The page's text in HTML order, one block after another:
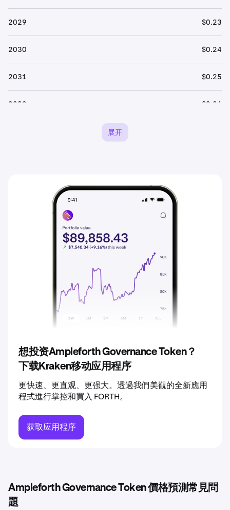
2029 $0.23
2030 $0.24
2031 $0.25
2032 $0.26
展开
想投资Ampleforth Governance Token？
下载Kraken移动应用程序
更快速、更直观、更强大。透過我們美觀的全新應用
程式進行掌控和買入 FORTH。
获取应用程序
Ampleforth Governance Token 價格預測常見問
題